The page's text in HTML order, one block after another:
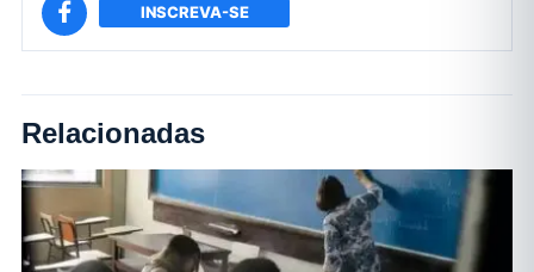
INSCREVA-SE
Relacionadas